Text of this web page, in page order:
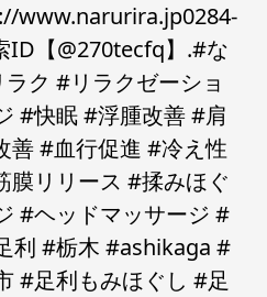
www.narurira.jp️0284-
ID【@270tecfq】.#な
ク #リラクゼーショ
#快眠 #浮腫改善 #肩
善 #血行促進 #冷え性
膜リリース #揉みほぐ
#ヘッドマッサージ #
利 #栃木 #ashikaga #
#足利もみほぐし #足